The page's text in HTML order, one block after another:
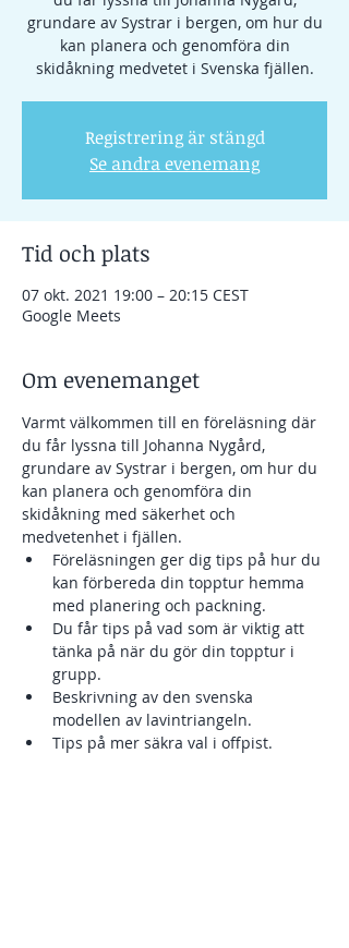
grundare av Systrar i bergen, om hur du
kan planera och genomföra din
skidåkning medvetet i Svenska fjällen.
Registrering är stängd
Se andra evenemang
Tid och plats
07 okt. 2021 19:00 – 20:15 CEST
Google Meets
Om evenemanget
Varmt välkommen till en föreläsning där
du får lyssna till Johanna Nygård,
grundare av Systrar i bergen, om hur du
kan planera och genomföra din
skidåkning med säkerhet och
medvetenhet i fjällen.
Föreläsningen ger dig tips på hur du
kan förbereda din topptur hemma
med planering och packning.
Du får tips på vad som är viktig att
tänka på när du gör din topptur i
grupp.
Beskrivning av den svenska
modellen av lavintriangeln.
Tips på mer säkra val i offpist.